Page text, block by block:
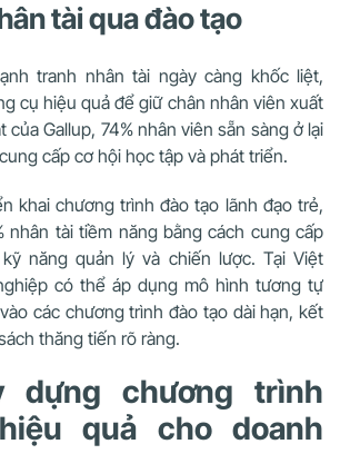
tài qua đào tạo
tranh nhân tài ngày càng khốc liệt,
cụ hiệu quả để giữ chân nhân viên xuất
của Gallup, 74% nhân viên sẵn sàng ở lại
cấp cơ hội học tập và phát triển.
khai chương trình đào tạo lãnh đạo trẻ,
nhân tài tiềm năng bằng cách cung cấp
năng quản lý và chiến lược. Tại Việt
có thể áp dụng mô hình tương tự
các chương trình đào tạo dài hạn, kết
thăng tiến rõ ràng.
dựng chương trình
quả cho doanh